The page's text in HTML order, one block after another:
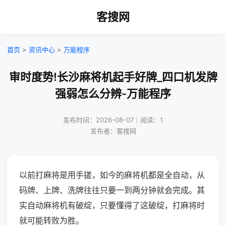
客搜网
首页 > 资讯中心 > 万能程序
审时度势!长沙麻将机起手好牌_四口机发牌
强弱怎么分辨-万能程序
发布时间：2026-08-07｜阅读：1
发布者：客搜网
以前打麻将是用手搓，如今的麻将机都是全自动，从
码牌、上牌、洗牌往往只要一到两分钟就会完成。其
实自动麻将机有破绽，只要懂得了这破绽，打麻将时
就可能转败为胜。